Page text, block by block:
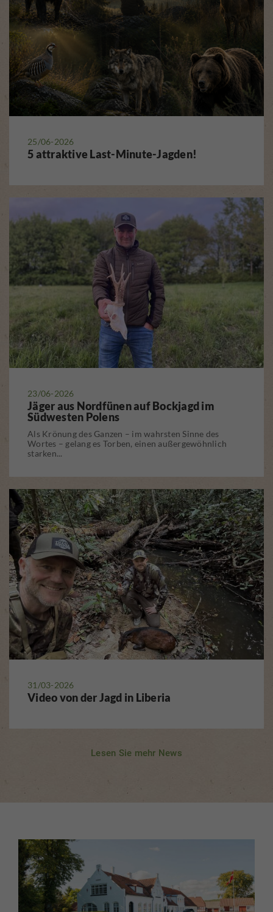
25/06-2026
5 attraktive Last-Minute-Jagden!
23/06-2026
Jäger aus Nordfünen auf Bockjagd im
Südwesten Polens
Als Krönung des Ganzen – im wahrsten Sinne des
Wortes – gelang es Torben, einen außergewöhnlich
starken...
31/03-2026
Video von der Jagd in Liberia
Lesen Sie mehr News